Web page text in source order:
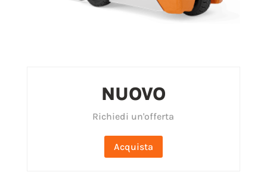
NUOVO
Richiedi un'offerta
Acquista